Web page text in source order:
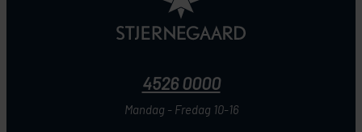
4526 0000
Mandag - Fredag 10-16